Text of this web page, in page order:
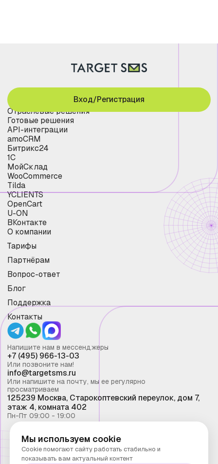
Отраслевые решения
Готовые решения
API-интеграции
amoCRM
Битрикс24
1С
МойСклад
WooCommerce
Tilda
YCLIENTS
OpenCart
U-ON
ВКонтакте
О компании
Тарифы
Партнёрам
Вопрос-ответ
Блог
Поддержка
Контакты
Вход/Регистрация
Напишите нам в мессенджеры
+7 (495) 966-13-03
Или позвоните нам!
info@targetsms.ru
Или напишите на почту, мы ее регулярно
просматриваем
125239 Москва, Старокоптевский переулок, дом 7,
этаж 4, комната 402
Пн-Пт 09:00 - 19:00
Смс рассылка 2026 ©
Запрещено копирование материалов сайта без
Мы используем cookie
Cookie помогают сайту работать стабильно и
показывать вам актуальный контент